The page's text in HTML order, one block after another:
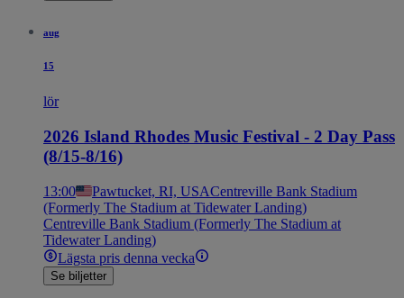
aug
15
lör
2026 Island Rhodes Music Festival - 2 Day Pass
(8/15-8/16)
13:00 Pawtucket, RI, USACentreville Bank Stadium
(Formerly The Stadium at Tidewater Landing)
Centreville Bank Stadium (Formerly The Stadium at
Tidewater Landing)
Lägsta pris denna vecka
Se biljetter